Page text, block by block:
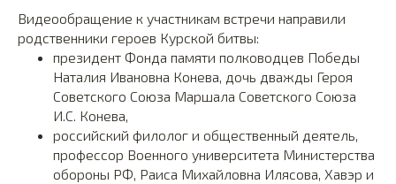
Видеообращение к участникам встречи направили
родственники героев Курской битвы:
президент Фонда памяти полководцев Победы
Наталия Ивановна Конева, дочь дважды Героя
Советского Союза Маршала Советского Союза
И.С. Конева,
российский филолог и общественный деятель,
профессор Военного университета Министерства
обороны РФ, Раиса Михайловна Илясова, Хавэр и